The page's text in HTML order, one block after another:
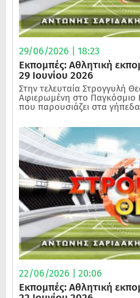
29/06/2026 | 18:23
Εκπομπές: Αθλητική
29 Ιουνίου 2026
Στην τελευταία Στρογγυλή
Αφιερωμένη στο Παγκόσμιο
που παρουσιάζει στα
22/06/2026 | 20:06
Εκπομπές: Αθλητική